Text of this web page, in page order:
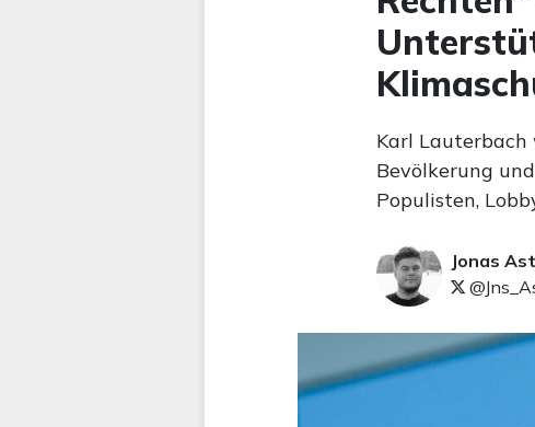
Karl
Bevölkerung
Populisten,
Jonas